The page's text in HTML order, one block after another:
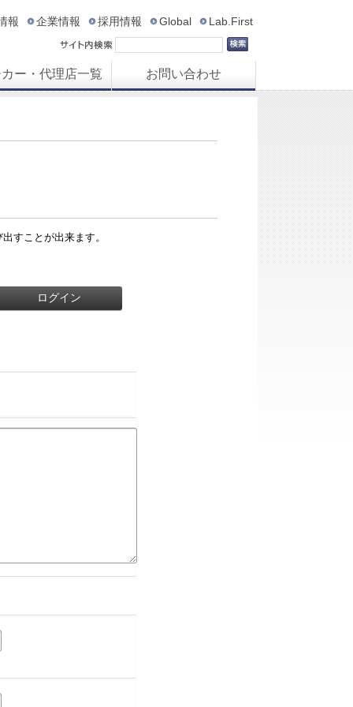
報 企業情報 採用情報 Global Lab.First
カー・代理店一覧 お問い合わせ
すことが出来ます。